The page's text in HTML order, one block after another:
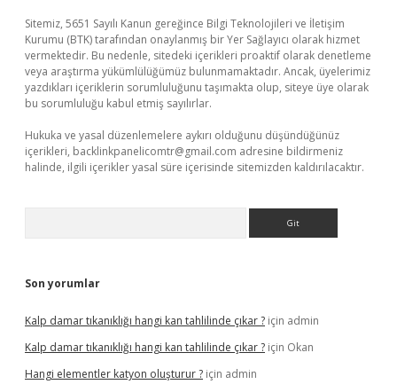
Sitemiz, 5651 Sayılı Kanun gereğince Bilgi Teknolojileri ve İletişim
Kurumu (BTK) tarafından onaylanmış bir Yer Sağlayıcı olarak hizmet
vermektedir. Bu nedenle, sitedeki içerikleri proaktif olarak denetleme
veya araştırma yükümlülüğümüz bulunmamaktadır. Ancak, üyelerimiz
yazdıkları içeriklerin sorumluluğunu taşımakta olup, siteye üye olarak
bu sorumluluğu kabul etmiş sayılırlar.
Hukuka ve yasal düzenlemelere aykırı olduğunu düşündüğünüz
içerikleri, backlinkpanelicomtr@gmail.com adresine bildirmeniz
halinde, ilgili içerikler yasal süre içerisinde sitemizden kaldırılacaktır.
Son yorumlar
Kalp damar tıkanıklığı hangi kan tahlilinde çıkar ? için admin
Kalp damar tıkanıklığı hangi kan tahlilinde çıkar ? için Okan
Hangi elementler katyon oluşturur ? için admin